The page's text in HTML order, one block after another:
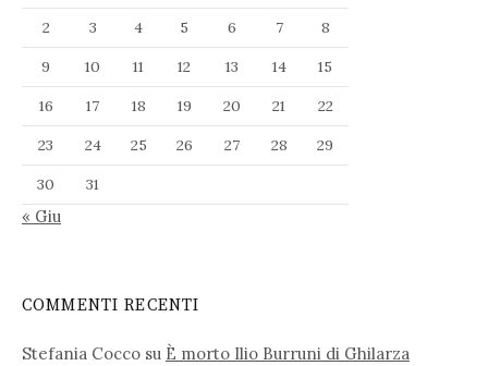
2
3 4 5 6 7
8
9
10 11 12 13 14
15
16
17 18 19 20 21
22
23
24 25 26 27 28
29
30
31
« Giu
COMMENTI RECENTI
Stefania Cocco su È morto Ilio Burruni di Ghilarza